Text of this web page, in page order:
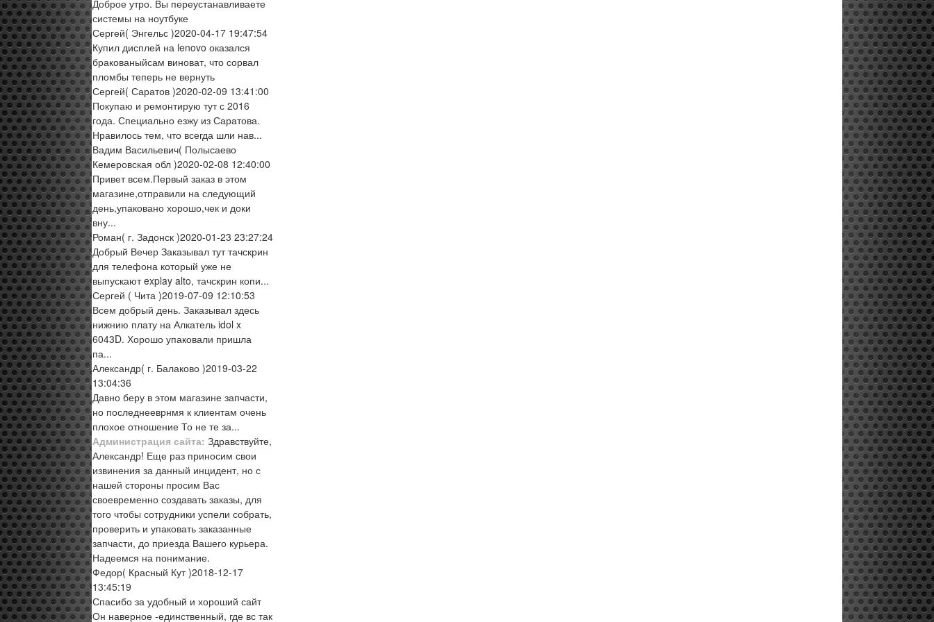
Доброе утро. Вы переустанавливаете
системы на ноутбуке
Сергей( Энгельс )2020-04-17 19:47:54
Купил дисплей на lenovo оказался
бракованыйсам виноват, что сорвал
пломбы теперь не вернуть
Сергей( Саратов )2020-02-09 13:41:00
Покупаю и ремонтирую тут с 2016
года. Специально езжу из Саратова.
Нравилось тем, что всегда шли нав...
Вадим Васильевич( Полысаево
Кемеровская обл )2020-02-08 12:40:00
Привет всем.Первый заказ в этом
магазине,отправили на следующий
день,упаковано хорошо,чек и доки
вну...
Роман( г. Задонск )2020-01-23 23:27:24
Добрый Вечер Заказывал тут тачскрин
для телефона который уже не
выпускают explay alto, тачскрин копи...
Сергей ( Чита )2019-07-09 12:10:53
Всем добрый день. Заказывал здесь
нижнию плату на Алкатель idol x
6043D. Хорошо упаковали пришла
па...
Александр( г. Балаково )2019-03-22
13:04:36
Давно беру в этом магазине запчасти,
но последнееврнмя к клиентам очень
плохое отношение То не те за...
Администрация сайта: Здравствуйте,
Александр! Еще раз приносим свои
извинения за данный инцидент, но с
нашей стороны просим Вас
своевременно создавать заказы, для
того чтобы сотрудники успели собрать,
проверить и упаковать заказанные
запчасти, до приезда Вашего курьера.
Надеемся на понимание.
Федор( Красный Кут )2018-12-17
13:45:19
Спасибо за удобный и хороший сайт
Он наверное -единственный, где вс так